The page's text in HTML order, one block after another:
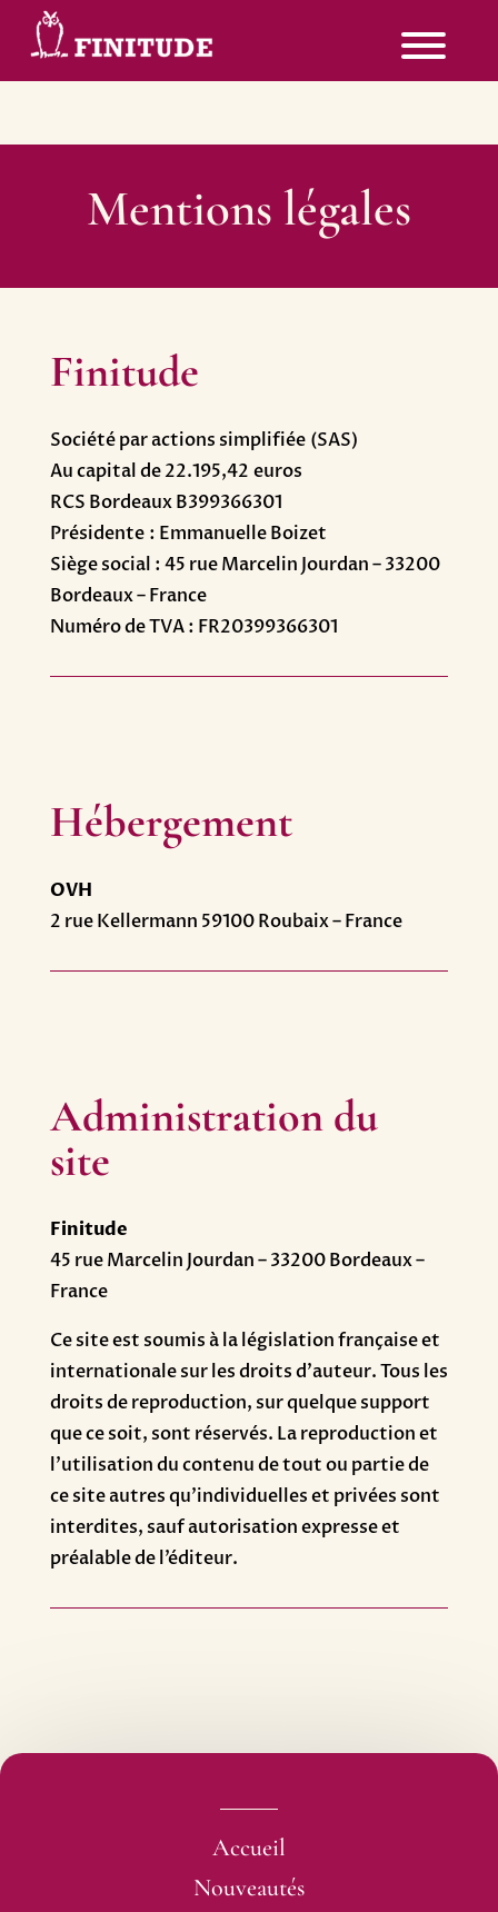
Mentions légales
Finitude
Société par actions simplifiée (SAS)
Au capital de 22.195,42 euros
RCS Bordeaux B399366301
Présidente : Emmanuelle Boizet
Siège social : 45 rue Marcelin Jourdan – 33200
Bordeaux – France
Numéro de TVA : FR20399366301
Hébergement
OVH
2 rue Kellermann 59100 Roubaix – France
Administration du
site
Finitude
45 rue Marcelin Jourdan – 33200 Bordeaux –
France
Ce site est soumis à la législation française et
internationale sur les droits d’auteur. Tous les
droits de reproduction, sur quelque support
que ce soit, sont réservés. La reproduction et
l’utilisation du contenu de tout ou partie de
ce site autres qu’individuelles et privées sont
interdites, sauf autorisation expresse et
préalable de l’éditeur.
Accueil
Nouveautés